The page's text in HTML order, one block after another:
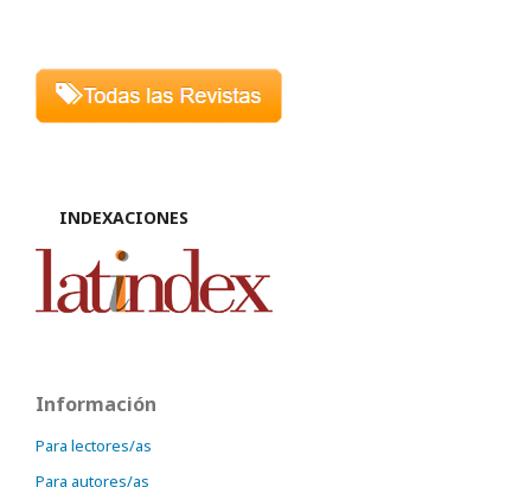
INDEXACIONES
Información
Para lectores/as
Para autores/as